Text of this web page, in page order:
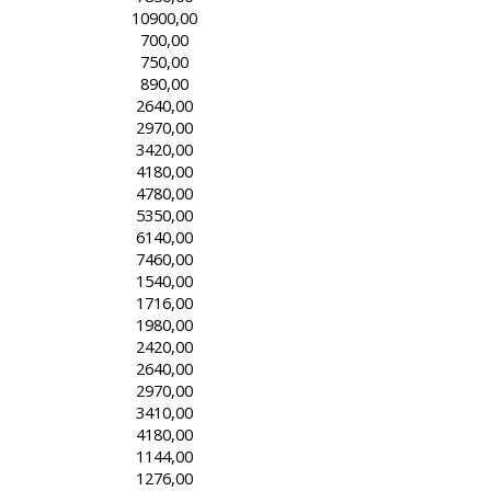
10900,00
700,00
750,00
890,00
2640,00
2970,00
3420,00
4180,00
4780,00
5350,00
6140,00
7460,00
1540,00
1716,00
1980,00
2420,00
2640,00
2970,00
3410,00
4180,00
1144,00
1276,00